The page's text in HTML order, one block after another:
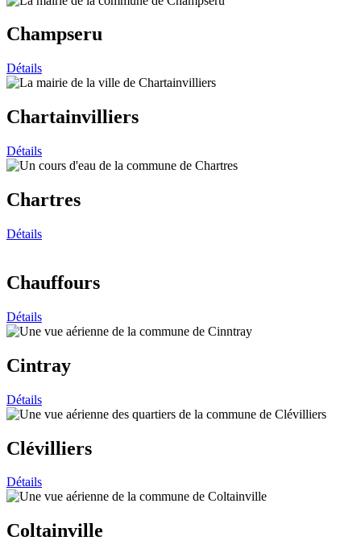
Champseru
Détails
Chartainvilliers
Détails
Chartres
Détails
Chauffours
Détails
Cintray
Détails
Clévilliers
Détails
Coltainville